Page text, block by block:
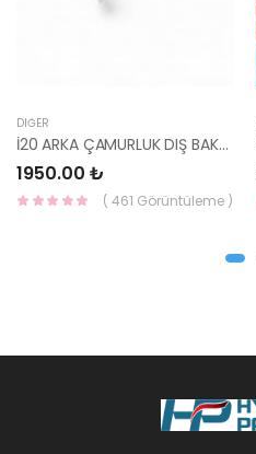
DIĞER
İ20 ARKA ÇAMURLUK DIŞ BAKALİTİ SOL 2015- ( PARLAK SİYAH ) 87360-C8000-YS
1950.00 ₺
( 461 Görüntüleme )